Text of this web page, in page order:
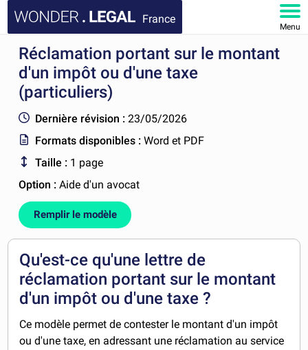
France
Menu
ACCUEIL
DOCUMENTS
FAQ
MON COMPTE
Réclamation portant sur le montant
d'un impôt ou d'une taxe
(particuliers)
Dernière révision : 23/05/2026
Formats disponibles :Word et PDF
Taille : 1 page
Option :Aide d'un avocat
Remplir le modèle
Qu'est-ce qu'une lettre de
réclamation portant sur le montant
d'un impôt ou d'une taxe ?
Ce modèle permet de contester le montant d'un impôt
ou d'une taxe, en adressant une réclamation au service